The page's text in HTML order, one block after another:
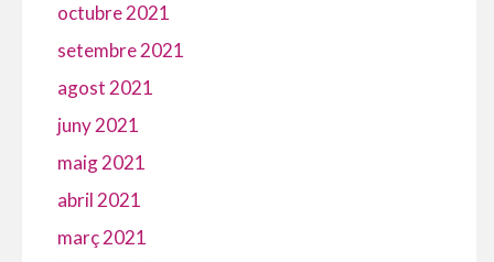
octubre 2021
setembre 2021
agost 2021
juny 2021
maig 2021
abril 2021
març 2021